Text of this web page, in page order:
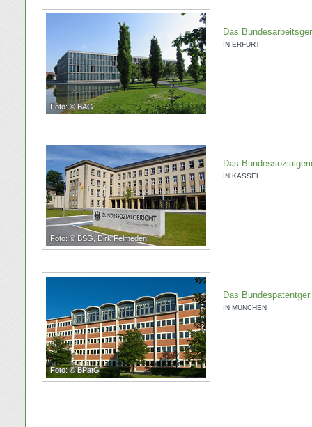
Foto: © BAG
Das
IN ERFURT
Foto: © BSG, Dirk Felmeden
Das
IN KASSEL
Foto: © BPatG
Das
IN MÜNCHEN